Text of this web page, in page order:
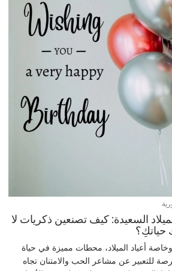
السعيدة: كيف تصنعين ذكريات لا
حياتكِ؟
وخاصة أعياد الميلاد، محطات مميزة في حياة
للتعبير عن مشاعر الحب والامتنان تجاه